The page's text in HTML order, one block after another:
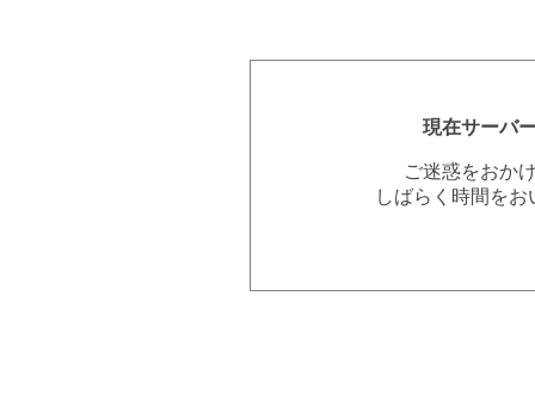
現在サーバ
ご迷惑をおか
しばらく時間を